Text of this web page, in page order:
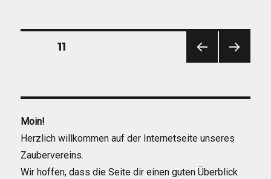
Seitennummerierung
Beiträge
SEIT
SEITE11
E
Moin!
Herzlich willkommen auf der Internetseite unseres
Zaubervereins.
Wir hoffen, dass die Seite dir einen guten Überblick